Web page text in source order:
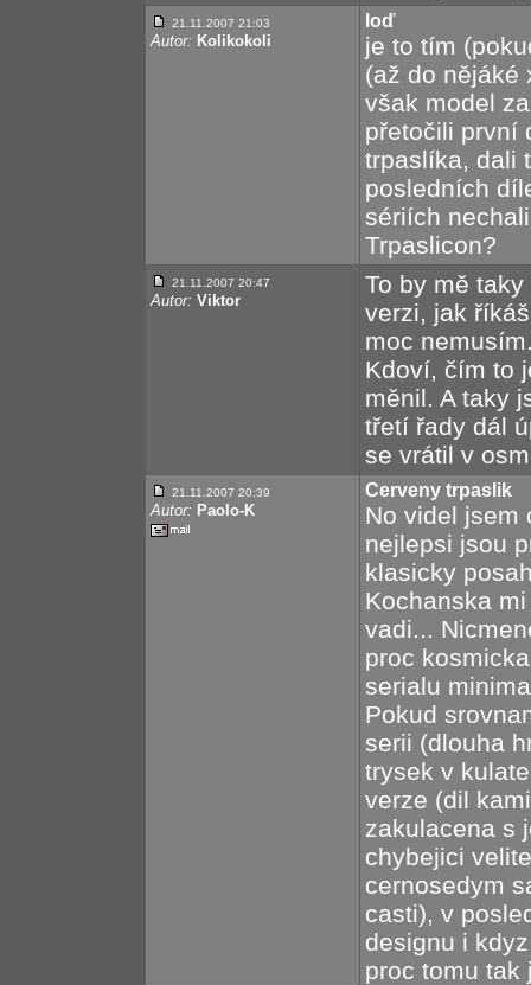
21.11.2007 21:03
Autor: Kolikokoli
loď
je to tím
(až do nějáké
však model
přetočili první
trpaslíka, dali
posledních
sériích
Trpaslicon?
21.11.2007 20:47
Autor: Viktor
To by mě
verzi, jak
moc
Kdoví, čím to
měnil. A taky
třetí řady dál
se vrátil v
21.11.2007 20:39
Autor: Paolo-K
Cerveny trpaslik
No videl jsem
nejlepsi jsou
klasicky
Kochanska
vadi...
proc
serialu
Pokud
serii (dlouha
trysek v
verze (dil
zakulacena s
chybejici
cernosedym
casti), v
designu i
proc tomu tak